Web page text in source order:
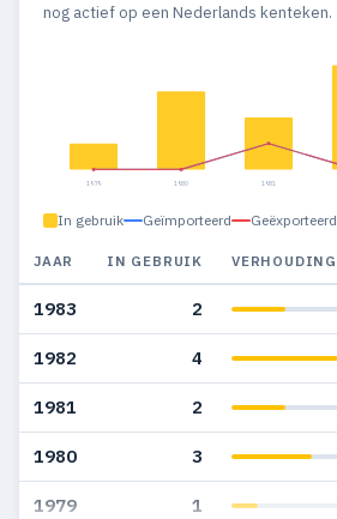
nog actief op een Nederlands kenteken.
1979 1980 1981
In gebruik Geïmporteerd Geëxporteerd
JAAR IN GEBRUIK VERHOUDING
1983 2
1982 4
1981 2
1980 3
1979 1